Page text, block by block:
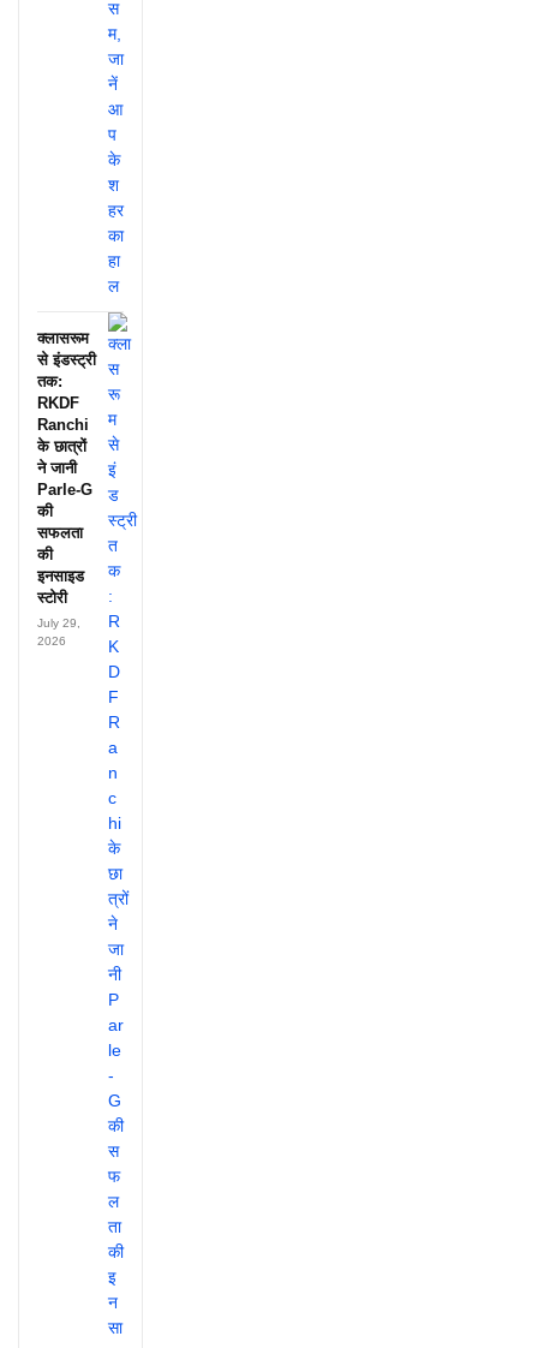
क्लासरूम
से इंडस्ट्री
तक:
RKDF
Ranchi
के छात्रों
ने जानी
Parle-G
की
सफलता
की
इनसाइड
स्टोरी
July 29,
2026